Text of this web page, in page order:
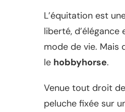
L’équitation est
liberté,
mode de vie. Mais
le hobbyhorse.
Venue tout droit
peluche fixée sur